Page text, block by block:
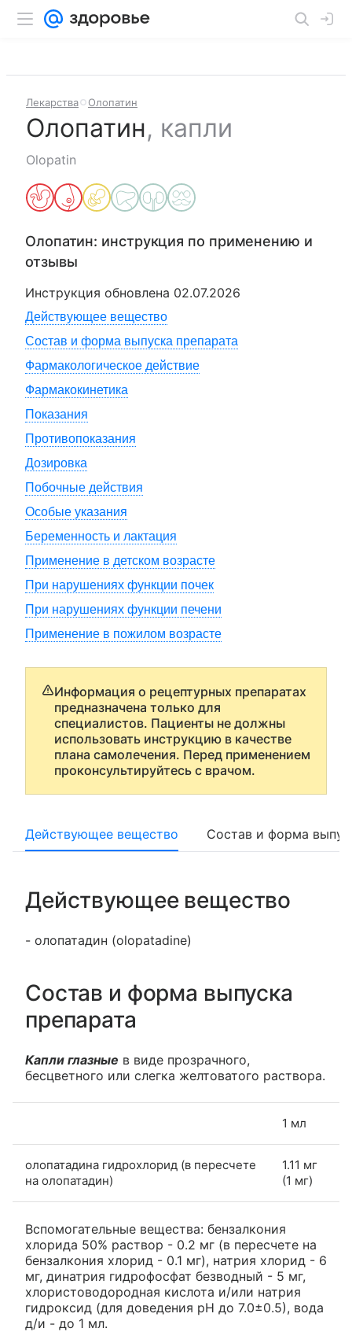
Лекарства Олопатин
Олопатин, капли
Olopatin
Олопатин: инструкция по применению и
отзывы
Инструкция обновлена 02.07.2026
Действующее вещество
Состав и форма выпуска препарата
Фармакологическое действие
Фармакокинетика
Показания
Противопоказания
Дозировка
Побочные действия
Особые указания
Беременность и лактация
Применение в детском возрасте
При нарушениях функции почек
При нарушениях функции печени
Применение в пожилом возрасте
Информация о рецептурных препаратах
предназначена только для
специалистов. Пациенты не должны
использовать инструкцию в качестве
плана самолечения. Перед применением
проконсультируйтесь с врачом.
Действующее вещество Состав и форма
Действующее вещество
- олопатадин (olopatadine)
Состав и форма выпуска
препарата
Капли глазные в виде прозрачного,
бесцветного или слегка желтоватого раствора.
1 мл
олопатадина гидрохлорид (в пересчете
на олопатадин)
1.11 мг
(1 мг)
Вспомогательные вещества: бензалкония
хлорида 50% раствор - 0.2 мг (в пересчете на
бензалкония хлорид - 0.1 мг), натрия хлорид - 6
мг, динатрия гидрофосфат безводный - 5 мг,
хлористоводородная кислота и/или натрия
гидроксид (для доведения pH до 7.0±0.5), вода
д/и - до 1 мл.